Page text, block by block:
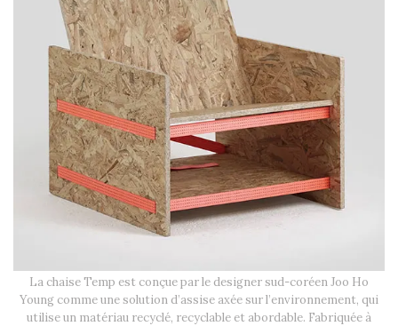
La chaise Temp est conçue par le designer sud-coréen Joo Ho
Young comme une solution d’assise axée sur l’environnement, qui
utilise un matériau recyclé, recyclable et abordable. Fabriquée à